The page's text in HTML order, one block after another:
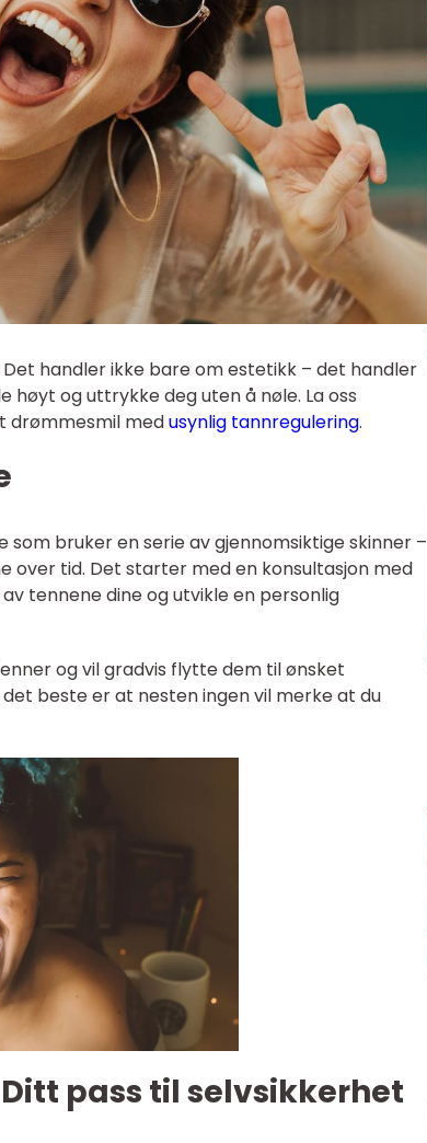
handler ikke bare om estetikk – det handler
høyt og uttrykke deg uten å nøle. La oss
drømmesmil medusynlig tannregulering.
bruker en serie av gjennomsiktige skinner –
over tid. Det starter med en konsultasjon med
tennene dine og utvikle en personlig
og vil gradvis flytte dem til ønsket
beste er at nesten ingen vil merke at du
pass til selvsikkerhet